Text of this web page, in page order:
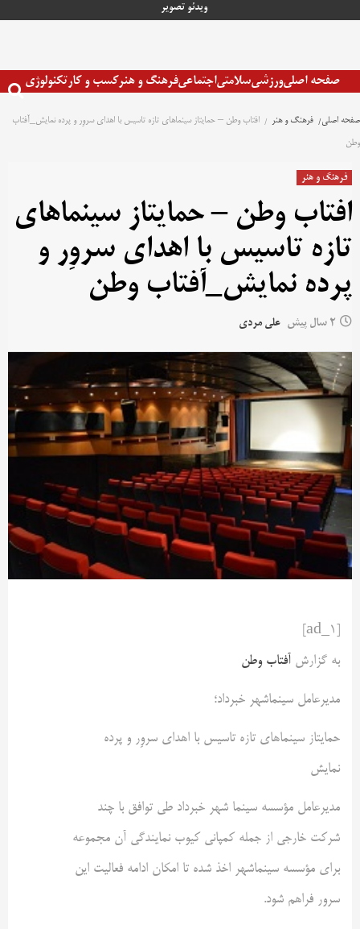
ویدئو تصویر
صفحه اصلیورزشیسلامتیاجتماعیفرهنگ و هنرکسب و کارتکنولوژی
صفحه اصلی فرهنگ و هنر
افتاب وطن – حمایتاز سینماهای تازه تاسیس با اهدای سروِر و پرده نمایش_آفتاب
وطن
فرهنگ و هنر
افتاب وطن – حمایتاز سینماهای
تازه تاسیس با اهدای سروِر و
پرده نمایش_آفتاب وطن
2 سال پیش علی مردی
به گزارش آفتاب وطن
مدیرعامل سینماشهر خبرداد؛
حمایتاز سینماهای تازه تاسیس با اهدای سروِر و پرده
نمایش
مدیرعامل مؤسسه سینما شهر خبرداد طی توافق با چند
شرکت خارجی از جمله کمپانی کیوب نمایندگی آن مجموعه
برای مؤسسه سینماشهر اخذ شده تا امکان ادامه فعالیت این
سرور فراهم شود.